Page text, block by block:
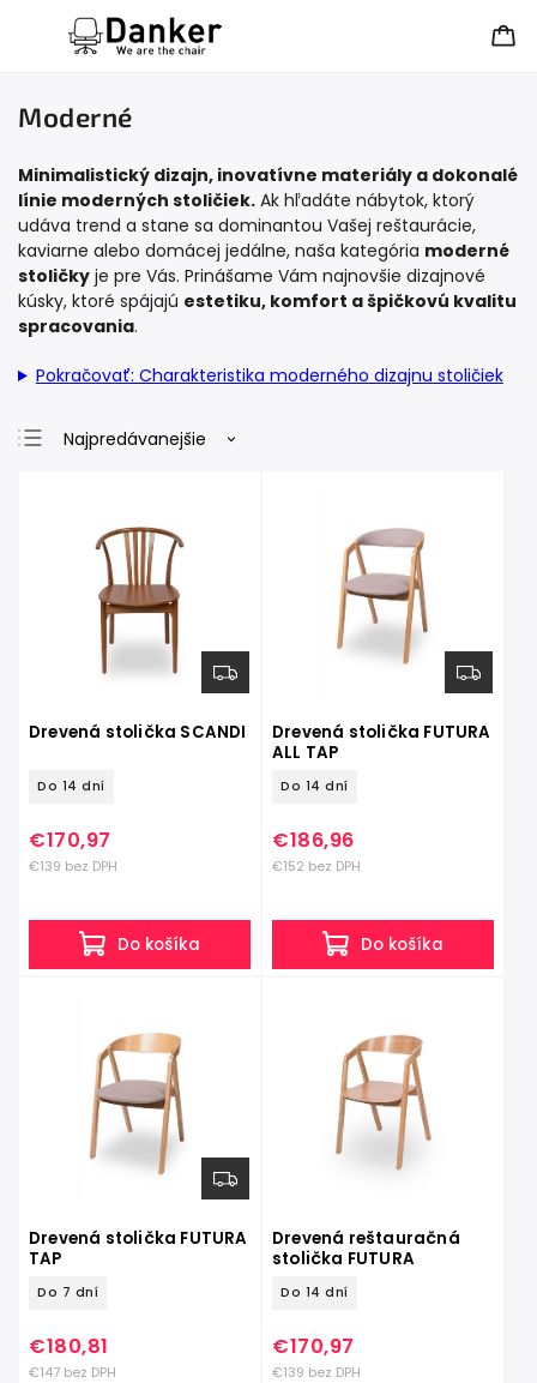
Moderné
Minimalistický dizajn, inovatívne materiály a dokonalé
línie moderných stoličiek. Ak hľadáte nábytok, ktorý
udáva trend a stane sa dominantou Vašej reštaurácie,
kaviarne alebo domácej jedálne, naša kategória moderné
stoličky je pre Vás. Prinášame Vám najnovšie dizajnové
kúsky, ktoré spájajú estetiku, komfort a špičkovú kvalitu
spracovania.
Pokračovať: Charakteristika moderného dizajnu stoličiek
Najpredávanejšie
Abecedne
Drevená stolička SCANDI
Do 14 dní
€139 bez DPH
€170,97
Do košíka
Drevená stolička FUTURA
ALL TAP
Do 14 dní
€152 bez DPH
€186,96
Do košíka
Drevená stolička FUTURA
TAP
Do 7 dní
€147 bez DPH
€180,81
Drevená reštauračná
stolička FUTURA
Do 14 dní
€139 bez DPH
€170,97